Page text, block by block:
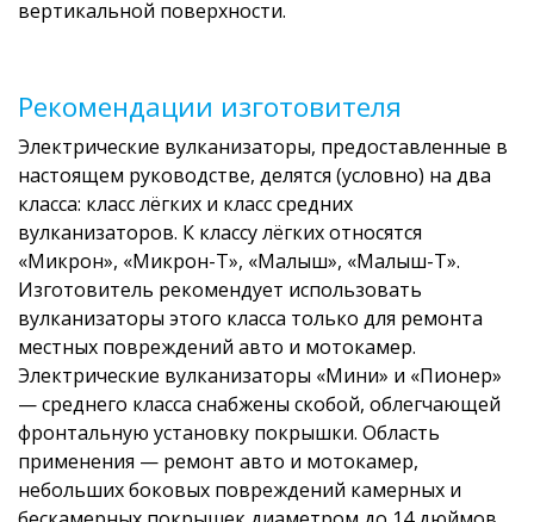
вертикальной поверхности.
Рекомендации изготовителя
Электрические вулканизаторы, предоставленные в
настоящем руководстве, делятся (условно) на два
класса: класс лёгких и класс средних
вулканизаторов. К классу лёгких относятся
«Микрон», «Микрон-Т», «Малыш», «Малыш-Т».
Изготовитель рекомендует использовать
вулканизаторы этого класса только для ремонта
местных повреждений авто и мотокамер.
Электрические вулканизаторы «Мини» и «Пионер»
— среднего класса снабжены скобой, облегчающей
фронтальную установку покрышки. Область
применения — ремонт авто и мотокамер,
небольших боковых повреждений камерных и